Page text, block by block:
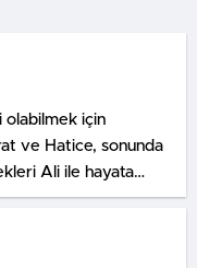
olabilmek için
ve Hatice, sonunda
Ali ile hayata
Ancak mutlulukları
kırkıncı
şekilde ortadan